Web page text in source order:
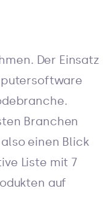
Der Einsatz
Branchen
einen Blick
Liste mit 7
auf